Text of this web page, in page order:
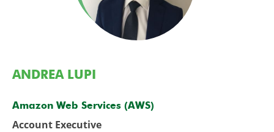
ANDREA LUPI
Amazon Web Services (AWS)
Account Executive